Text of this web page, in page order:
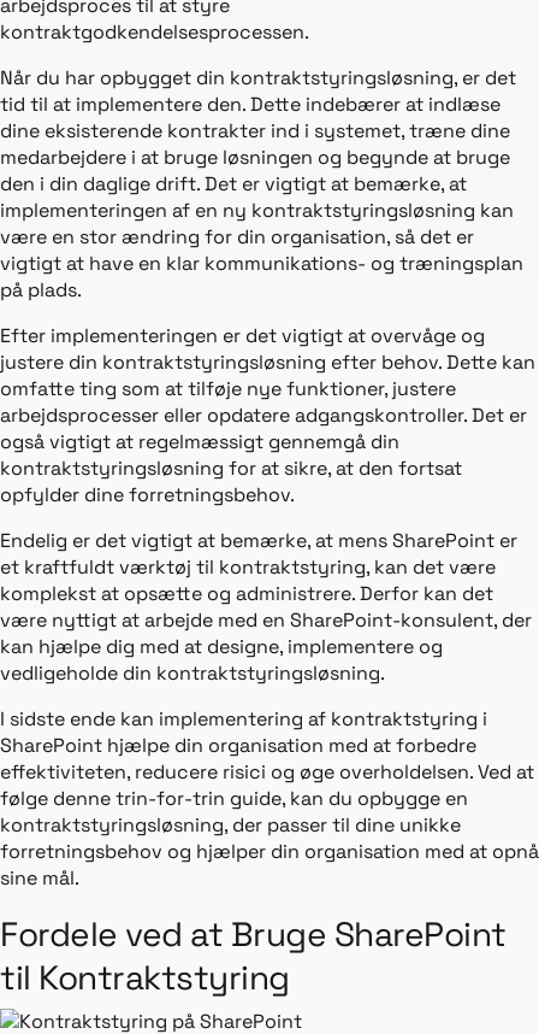
arbejdsproces til at styre
kontraktgodkendelsesprocessen.
Når du har opbygget din kontraktstyringsløsning, er det
tid til at implementere den. Dette indebærer at indlæse
dine eksisterende kontrakter ind i systemet, træne dine
medarbejdere i at bruge løsningen og begynde at bruge
den i din daglige drift. Det er vigtigt at bemærke, at
implementeringen af en ny kontraktstyringsløsning kan
være en stor ændring for din organisation, så det er
vigtigt at have en klar kommunikations- og træningsplan
på plads.
Efter implementeringen er det vigtigt at overvåge og
justere din kontraktstyringsløsning efter behov. Dette kan
omfatte ting som at tilføje nye funktioner, justere
arbejdsprocesser eller opdatere adgangskontroller. Det er
også vigtigt at regelmæssigt gennemgå din
kontraktstyringsløsning for at sikre, at den fortsat
opfylder dine forretningsbehov.
Endelig er det vigtigt at bemærke, at mens SharePoint er
et kraftfuldt værktøj til kontraktstyring, kan det være
komplekst at opsætte og administrere. Derfor kan det
være nyttigt at arbejde med en SharePoint-konsulent, der
kan hjælpe dig med at designe, implementere og
vedligeholde din kontraktstyringsløsning.
I sidste ende kan implementering af kontraktstyring i
SharePoint hjælpe din organisation med at forbedre
effektiviteten, reducere risici og øge overholdelsen. Ved at
følge denne trin-for-trin guide, kan du opbygge en
kontraktstyringsløsning, der passer til dine unikke
forretningsbehov og hjælper din organisation med at opnå
sine mål.
Fordele ved at Bruge SharePoint
til Kontraktstyring